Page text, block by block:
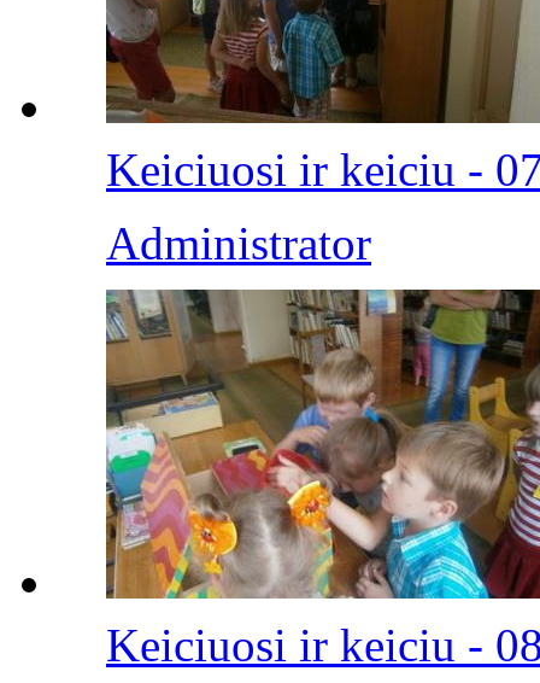
Keiciuosi ir keiciu -
Administrator
Keiciuosi ir keiciu -